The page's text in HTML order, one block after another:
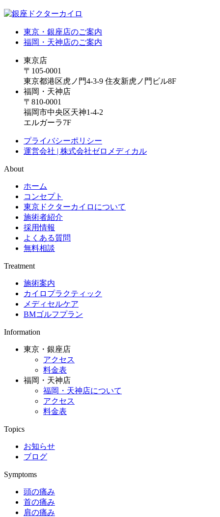
東京・銀座店のご案内
福岡・天神店のご案内
東京店
〒105-0001
東京都港区虎ノ門4-3-9 住友新虎ノ門ビル8F
福岡・天神店
〒810-0001
福岡市中央区天神1-4-2
エルガーラ7F
プライバシーポリシー
運営会社 | 株式会社ゼロメディカル
About
ホーム
コンセプト
東京ドクターカイロについて
施術者紹介
採用情報
よくある質問
無料相談
Treatment
施術案内
カイロプラクティック
メディセルケア
BMゴルフプラン
Information
東京・銀座店
アクセス
料金表
福岡・天神店
福岡・天神店について
アクセス
料金表
Topics
お知らせ
ブログ
Symptoms
頭の痛み
首の痛み
肩の痛み